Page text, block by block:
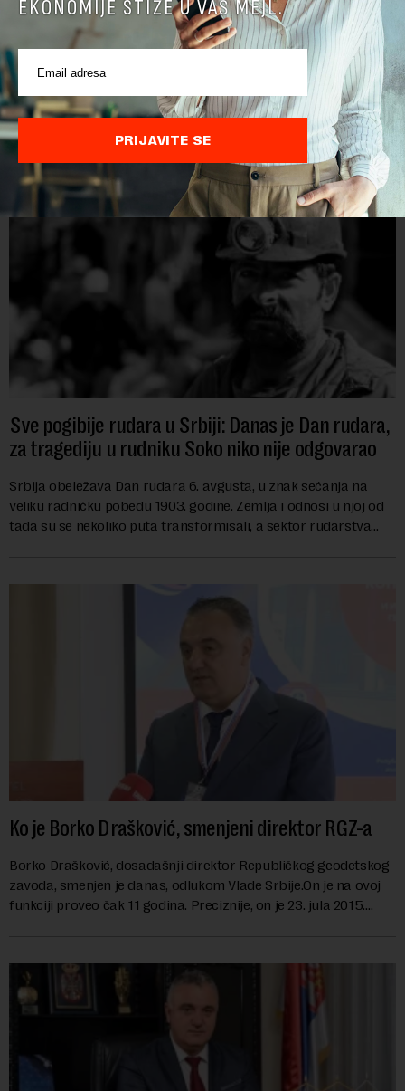
Papua Nova Gvineja potvrdila učešće na Ekspo
2027
Papua Nova Gvineja jedna je od 141 međunarodne učesnice
koje su do sada potvrdile učešće na specijalizovanoj
međunarodnoj izložbi "Ekspu 2027" Beograd, gde će predstaviti
i kao državu sa najvećom jezičkom ra...
Sve pogibije rudara u Srbiji: Danas je Dan rudara,
za tragediju u rudniku Soko niko nije odgovarao
Srbija obeležava Dan rudara 6. avgusta, u znak sećanja na
veliku radničku pobedu 1903. godine. Zemlja i odnosi u njoj od
tada su se nekoliko puta transformisali, a sektor rudarstva
Ko je Borko Drašković, smenjeni direktor RGZ-a
Borko Drašković, dosadašnji direktor Republičkog geodetskog
zavoda, smenjen je danas, odlukom Vlade Srbije.On je na ovoj
funkciji proveo čak 11 godina. Preciznije, on je 23. jula 2015.
EKONOMIJE STIŽE U VAŠ MEJL.
PRIJAVITE SE